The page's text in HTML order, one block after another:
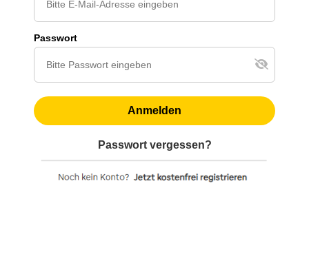
Passwort
Anmelden
Passwort vergessen?